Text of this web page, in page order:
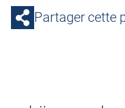
Partager cette